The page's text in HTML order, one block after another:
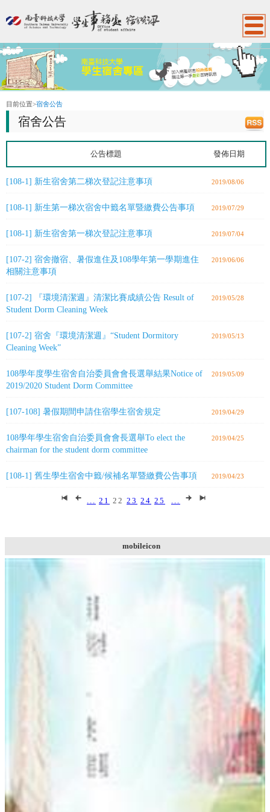
:::
目前位置>宿舍公告
宿舍公告
公告標題 發佈日期
[108-1] 新生宿舍第二梯次登記注意事項 2019/08/06
[108-1] 新生第一梯次宿舍中籤名單暨繳費公告事項 2019/07/29
[108-1] 新生宿舍第一梯次登記注意事項 2019/07/04
[107-2] 宿舍撤宿、暑假進住及108學年第一學期進住
相關注意事項
2019/06/06
[107-2] 『環境清潔週』清潔比賽成績公告 Result of
Student Dorm Cleaning Week
2019/05/28
[107-2] 宿舍『環境清潔週』“Student Dormitory
Cleaning Week”
2019/05/13
108學年度學生宿舍自治委員會會長選舉結果Notice of
2019/2020 Student Dorm Committee
2019/05/09
[107-108] 暑假期間申請住宿學生宿舍規定 2019/04/29
108學年學生宿舍自治委員會會長選舉To elect the
chairman for the student dorm committee
2019/04/25
[108-1] 舊生學生宿舍中籤/候補名單暨繳費公告事項 2019/04/23
21 22 23 24 25
mobileicon